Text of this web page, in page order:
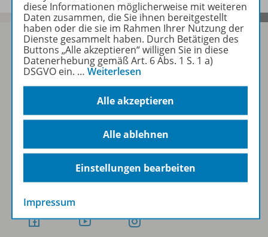
Sofort profitieren
Zum Newsletter anmelden
Folgen Sie uns auf Social Media
diese Informationen möglicherweise mit weiteren
Daten zusammen, die Sie ihnen bereitgestellt
haben oder die sie im Rahmen Ihrer Nutzung der
Dienste gesammelt haben. Durch Betätigen des
Buttons „Alle akzeptieren“ willigen Sie in diese
Datenerhebung gemäß Art. 6 Abs. 1 S. 1 a)
DSGVO ein. … Weiterlesen
Alle akzeptieren
Alle ablehnen
Einstellungen bearbeiten
Impressum